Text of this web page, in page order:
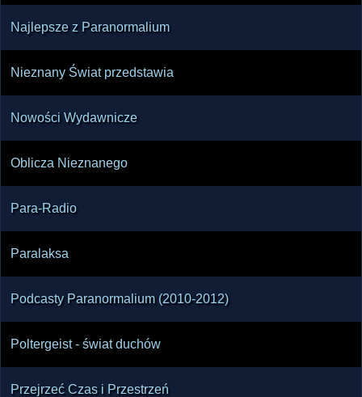
Najlepsze z Paranormalium
Nieznany Świat przedstawia
Nowości Wydawnicze
Oblicza Nieznanego
Para-Radio
Paralaksa
Podcasty Paranormalium (2010-2012)
Poltergeist - świat duchów
Przejrzeć Czas i Przestrzeń